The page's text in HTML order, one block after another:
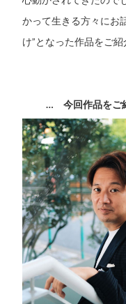
かって生きる方々にお
け”となった作品をご紹
… 今回作品を